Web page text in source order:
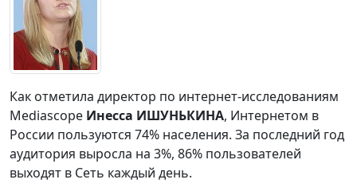
Как отметила директор по интернет-исследованиям
Mediascope Инесса ИШУНЬКИНА, Интернетом в
России пользуются 74% населения. За последний год
аудитория выросла на 3%, 86% пользователей
выходят в Сеть каждый день.